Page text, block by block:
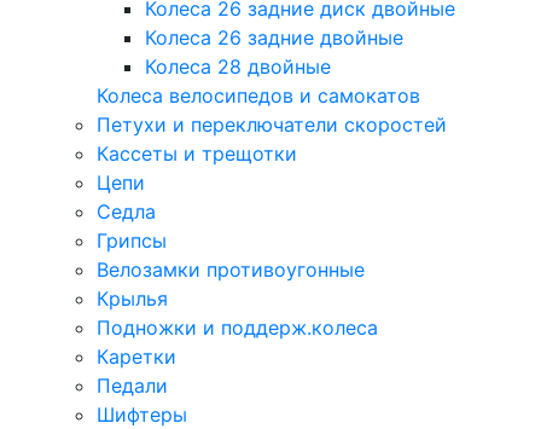
Колеса 26 задние диск двойные
Колеса 26 задние двойные
Колеса 28 двойные
Колеса велосипедов и самокатов
Петухи и переключатели скоростей
Кассеты и трещотки
Цепи
Седла
Грипсы
Велозамки противоугонные
Крылья
Подножки и поддерж.колеса
Каретки
Педали
Шифтеры